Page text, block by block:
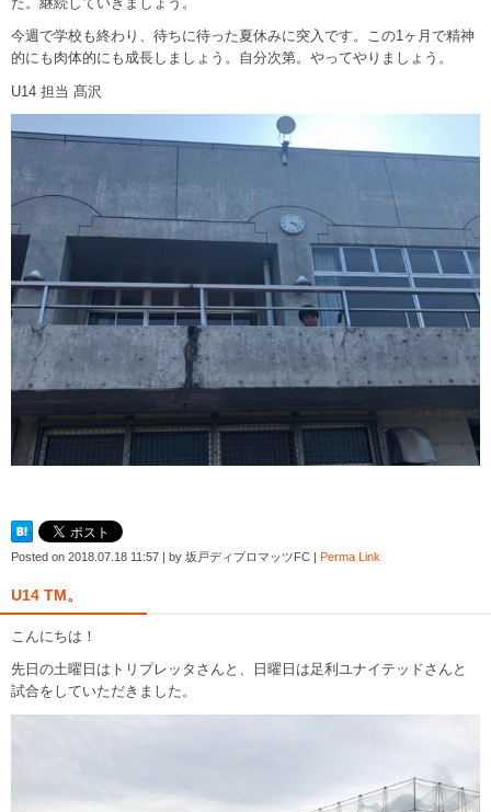
今週で学校も終わり、待ちに待った夏休みに突入です。この1ヶ月で精神
的にも肉体的にも成長しましょう。自分次第。やってやりましょう。
U14 担当 髙沢
Posted on 2018.07.18 11:57 | by 坂戸ディプロマッツFC | Perma Link
U14 TM。
こんにちは！
先日の土曜日はトリプレッタさんと、日曜日は足利ユナイテッドさんと
試合をしていただきました。